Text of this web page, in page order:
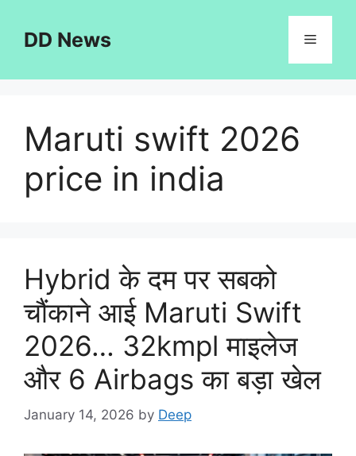
contentDD News Menu
Maruti swift 2026
price in india
Hybrid के दम पर सबको
चौंकाने आई Maruti Swift
2026… 32kmpl माइलेज
और 6 Airbags का बड़ा खेल
January 14, 2026 by Deep